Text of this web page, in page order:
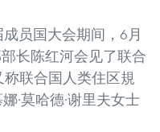
员国大会期间，6月
长陈红河会见了联合
联合国人类住区規
·莫哈德·谢里夫女士